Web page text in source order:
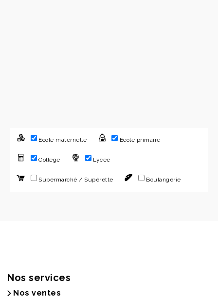
Ecole maternelle Ecole primaire
Collège Lycée
Supermarché / Supérette Boulangerie
Nos services
Nos ventes